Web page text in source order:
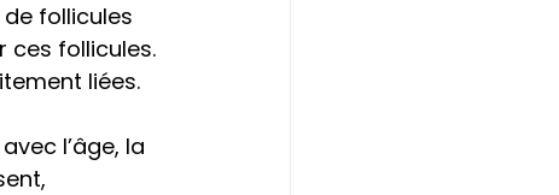
follicules
ces follicules.
liées.
l’âge, la